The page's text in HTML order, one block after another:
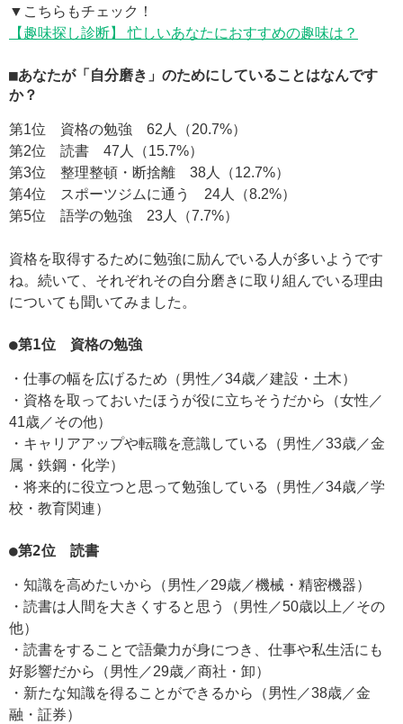
▼こちらもチェック！
【趣味探し診断】 忙しいあなたにおすすめの趣味は？
■あなたが「自分磨き」のためにしていることはなんです
か？
第1位 資格の勉強 62人（20.7%）
第2位 読書 47人（15.7%）
第3位 整理整頓・断捨離 38人（12.7%）
第4位 スポーツジムに通う 24人（8.2%）
第5位 語学の勉強 23人（7.7%）
資格を取得するために勉強に励んでいる人が多いようです
ね。続いて、それぞれその自分磨きに取り組んでいる理由
についても聞いてみました。
●第1位 資格の勉強
・仕事の幅を広げるため（男性／34歳／建設・土木）
・資格を取っておいたほうが役に立ちそうだから（女性／
41歳／その他）
・キャリアアップや転職を意識している（男性／33歳／金
属・鉄鋼・化学）
・将来的に役立つと思って勉強している（男性／34歳／学
校・教育関連）
●第2位 読書
・知識を高めたいから（男性／29歳／機械・精密機器）
・読書は人間を大きくすると思う（男性／50歳以上／その
他）
・読書をすることで語彙力が身につき、仕事や私生活にも
好影響だから（男性／29歳／商社・卸）
・新たな知識を得ることができるから（男性／38歳／金
融・証券）